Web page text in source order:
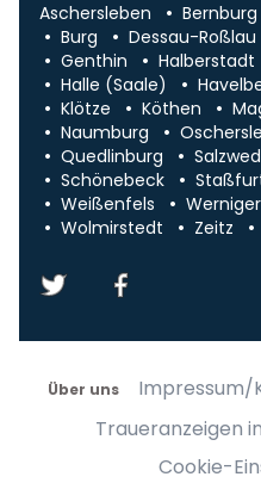
Aschersleben Bernburg
Burg
Dessau-Roßlau
Genthin
Halberstadt
Halle (Saale)
Klötze
Köthen
Naumburg
Quedlinburg
Schönebeck
Weißenfels
Wolmirstedt
Zeitz
Über uns Impressum/
Traueranzeigen
Cookie-